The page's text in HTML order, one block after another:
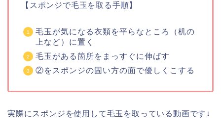
【スポンジで毛玉を取る手順】
毛玉が気になる衣類を平らなところ（机の
上など）に置く
毛玉がある箇所をまっすぐに伸ばす
②をスポンジの固い方の面で優しくこする
実際にスポンジを使用して毛玉を取っている動画です↓